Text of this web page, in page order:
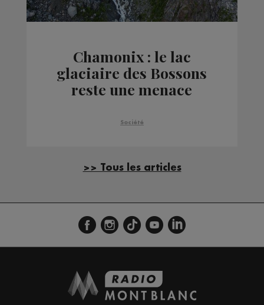
Chamonix : le lac
glaciaire des Bossons
reste une menace
Société
>> Tous les articles